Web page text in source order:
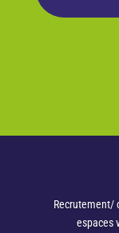
Recrutement/
espaces